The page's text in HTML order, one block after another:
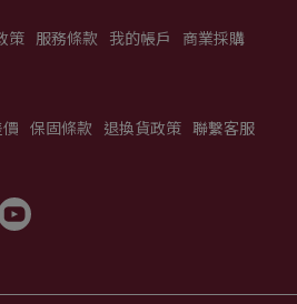
策 服務條款 我的帳戶 商業採購
保固條款 退換貨政策 聯繫客服